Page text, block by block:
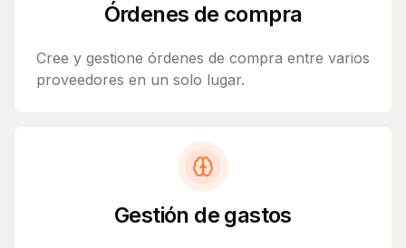
Órdenes de compra
Cree y gestione órdenes de compra entre varios
proveedores en un solo lugar.
Gestión de gastos